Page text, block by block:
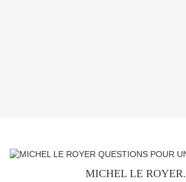
MICHEL LE ROYER.